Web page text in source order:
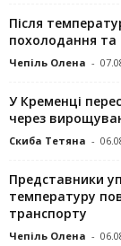
Після
похолодання та
Чепіль Олена -
У Кременці
через
Скиба Тетяна -
Представники
температуру
транспорту
Чепіль Олена -